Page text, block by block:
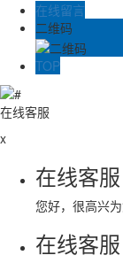
在线留言
二维码
TOP
在线客服
x
在线客服
您好，很高兴为
在线客服